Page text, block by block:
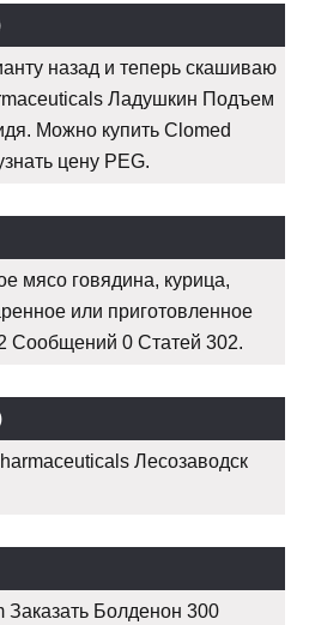
назад и теперь скашиваю
Ладушкин Подъем
Можно купить Clomed
цену PEG.
мясо говядина, курица,
или приготовленное
Сообщений 0 Статей 302.
Лесозаводск
Заказать Болденон 300